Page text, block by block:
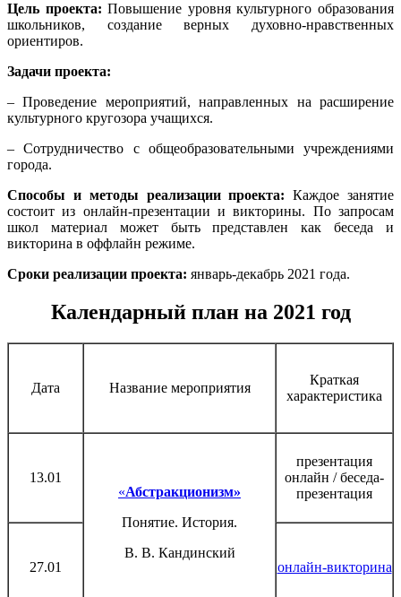
Цель проекта:Повышение уровня культурного образования
школьников, создание верных духовно-нравственных
ориентиров.
Задачи проекта:
– Проведение мероприятий, направленных на расширение
культурного кругозора учащихся.
– Сотрудничество с общеобразовательными учреждениями
города.
Способы и методы реализации проекта:Каждое занятие
состоит из онлайн-презентации и викторины. По запросам
школ материал может быть представлен как беседа и
викторина в оффлайн режиме.
Сроки реализации проекта: январь-декабрь 2021 года.
Календарный план на 2021 год
Дата Название мероприятия
Краткая
характеристика
13.01
«Абстракционизм»
Понятие. История.
В. В. Кандинский
презентация
онлайн / беседа-
презентация
27.01 онлайн-викторина